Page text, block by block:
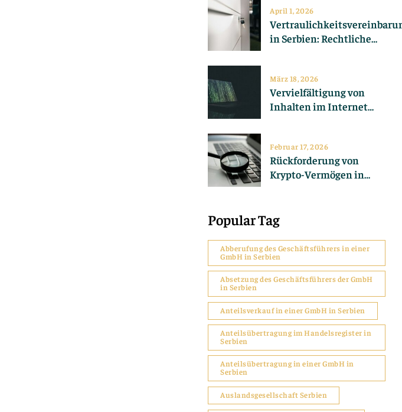
in Serbien: Rechtliche
April 1, 2026
Vervielfältigung von
Inhalten im Internet
März 18, 2026
Rückforderung von
Krypto-Vermögen in
Februar 17, 2026
Popular Tag
Abberufung des Geschäftsführers in einer
GmbH in Serbien
Absetzung des Geschäftsführers der GmbH
in Serbien
Anteilsverkauf in einer GmbH in Serbien
Anteilsübertragung im Handelsregister in
Serbien
Anteilsübertragung in einer GmbH in
Serbien
Auslandsgesellschaft Serbien